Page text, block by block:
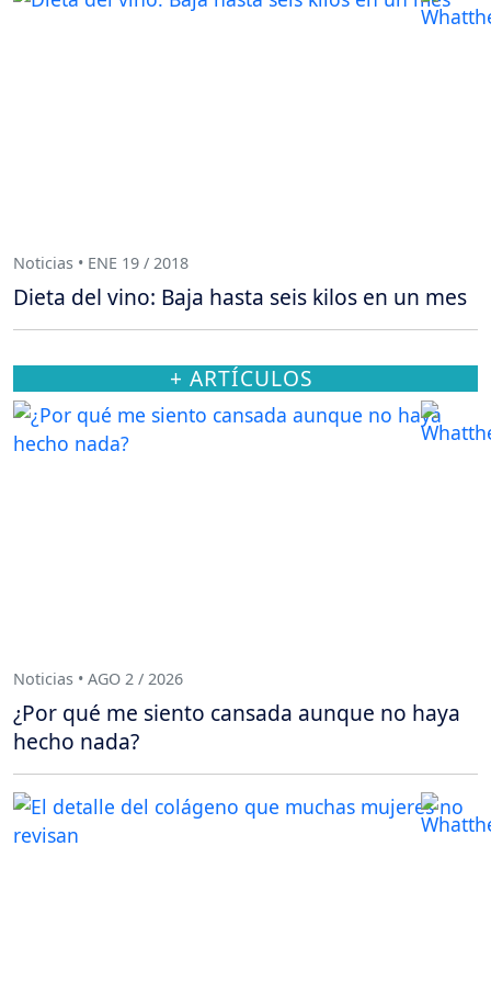
Noticias • ENE 19 / 2018
Dieta del vino: Baja hasta seis kilos en un mes
+ ARTÍCULOS
Noticias • AGO 2 / 2026
¿Por qué me siento cansada aunque no haya
hecho nada?